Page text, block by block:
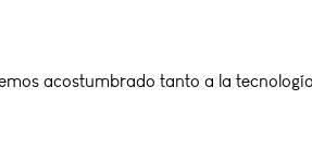
acostumbrado tanto a la